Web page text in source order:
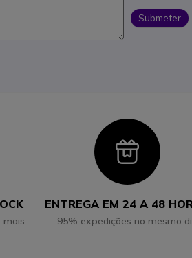
Submeter
mais
Icon
ENTREGA EM 24 A 48
95% expedições no mesmo